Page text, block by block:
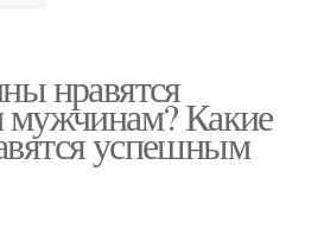
нравятся
Какие
успешным